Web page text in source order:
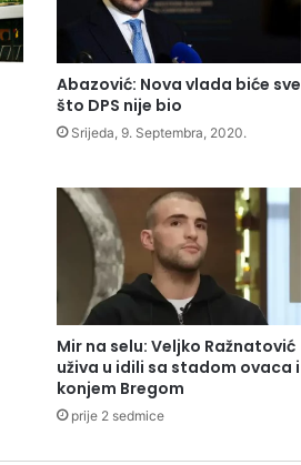
Abazović: Nova vlada biće sve
što DPS nije bio
Srijeda, 9. Septembra, 2020.
Mir na selu: Veljko Ražnatović
uživa u idili sa stadom ovaca i
konjem Bregom
prije 2 sedmice